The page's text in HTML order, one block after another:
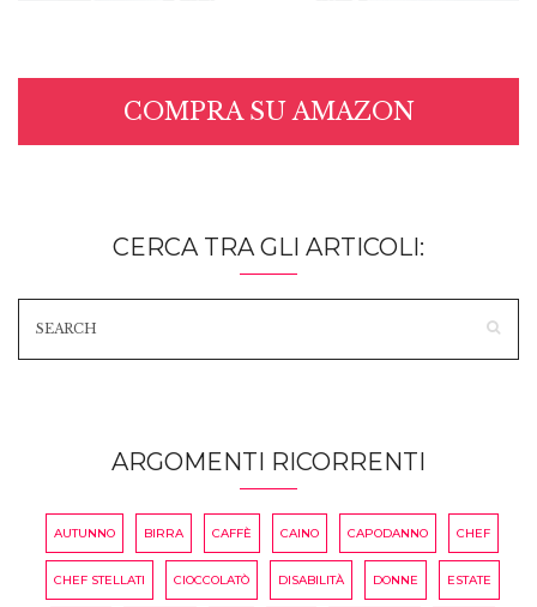
COMPRA SU AMAZON
CERCA TRA GLI ARTICOLI:
ARGOMENTI RICORRENTI
AUTUNNO BIRRA CAFFÈ CAINO CAPODANNO CHEF
CHEF STELLATI CIOCCOLATÒ DISABILITÀ DONNE ESTATE